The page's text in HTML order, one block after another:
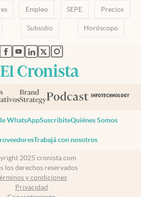
Empleo SEPE Precios
Subsidio Horóscopo
abre en nueva pestaña
abre en nueva pestaña
abre en nueva pestaña
abre en nueva pestaña
abre en nueva pestaña
WhatsAppSuscribiteQuiénes Somos
Trabajá con nosotros
2025 cronista.com
los derechos reservados
y condiciones
Privacidad